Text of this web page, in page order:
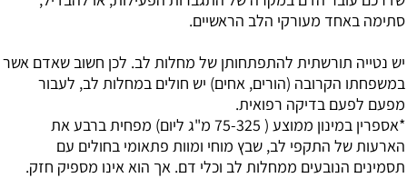
סתימה באחד מעורקי הלב הראשיים.
יש נטייה תורשתית להתפתחותן של מחלות לב. לכן חשוב שאדם אשר
במשפחתו הקרובה (הורים, אחים) יש חולים במחלות לב, לעבור
מפעם לפעם בדיקה רפואית.
*אספרין במינון ממוצע ( 75-325 מ"ג ליום) מפחית ברבע את
הארעות של התקפי לב, שבץ מוחי ומוות פתאומי בחולים עם
תסמינים הנובעים ממחלות לב וכלי דם. אך הוא אינו מספיק חזק.